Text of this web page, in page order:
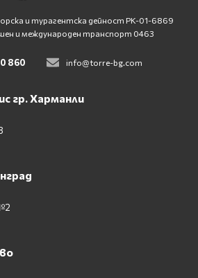
и турагентска дейност PK-01-6869
и международен транспорт 0463
860 info@torre-bg.com
гр. Харманли